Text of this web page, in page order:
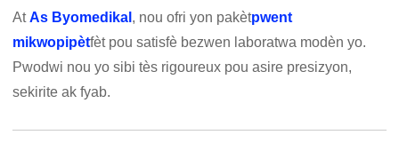
AtAs Byomedikal , nou ofri yon pakètpwent
mikwopipètfèt pou satisfè bezwen laboratwa modèn yo.
Pwodwi nou yo sibi tès rigoureux pou asire presizyon,
sekirite ak fyab.